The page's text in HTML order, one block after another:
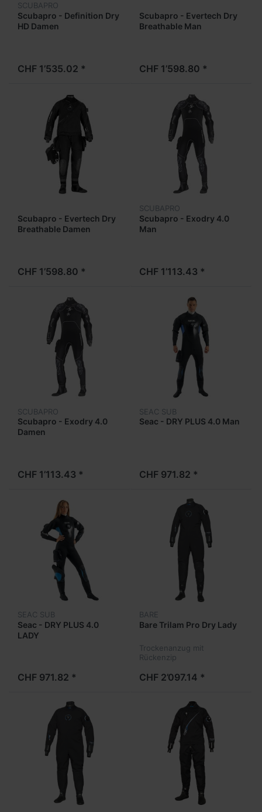
SCUBAPRO
Scubapro - Definition Dry
HD Damen
CHF 1’535.02 *
Scubapro - Evertech Dry
Breathable Man
CHF 1’598.80 *
Scubapro - Evertech Dry
Breathable Damen
CHF 1’598.80 *
SCUBAPRO
Scubapro - Exodry 4.0
Man
CHF 1’113.43 *
SCUBAPRO
Scubapro - Exodry 4.0
Damen
CHF 1’113.43 *
SEAC SUB
Seac - DRY PLUS 4.0 Man
CHF 971.82 *
SEAC SUB
Seac - DRY PLUS 4.0
LADY
CHF 971.82 *
BARE
Bare Trilam Pro Dry Lady
Trockenanzug mit
Rückenzip
CHF 2’097.14 *